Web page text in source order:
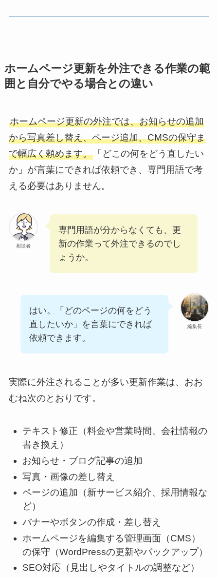
ホームページ更新を外注できる作業の範
囲と自分でやる場合との違い
ホームページ更新の外注では、お知らせの追加
から写真差し替え、ページ追加、CMSの保守ま
で幅広く頼めます。「どこの何をどう直したい
か」が言葉にできれば依頼でき、専門用語で考
える必要はありません。
相談者
専門用語が分からなくても、更
新の作業って外注できるのでし
ょうか。
編集長
はい。「どのページの何をどう
直したいか」を言葉にできれば
依頼できます。
実際に外注されることが多い更新作業は、おお
むね次のとおりです。
テキスト修正（料金や営業時間、会社情報の
書き換え）
お知らせ・ブログ記事の追加
写真・画像の差し替え
ページの追加（新サービス紹介、採用情報な
ど）
バナーやボタンの作成・差し替え
ホームページを編集する管理画面（CMS）
の保守（WordPressの更新やバックアップ）
SEO対応（見出しやタイトルの調整など）